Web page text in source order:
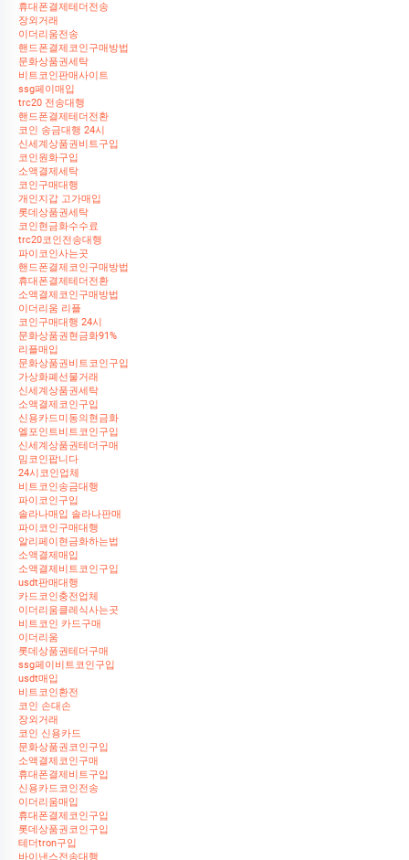
휴대폰결제테더전송
장외거래
이더리움전송
핸드폰결제코인구매방법
문화상품권세탁
비트코인판매사이트
ssg페이매입
trc20 전송대행
핸드폰결제테더전환
코인 송금대행 24시
신세계상품권비트구입
코인원화구입
소액결제세탁
코인구매대행
개인지갑 고가매입
롯데상품권세탁
코인현금화수수료
trc20코인전송대행
파이코인사는곳
핸드폰결제코인구매방법
휴대폰결제테더전환
소액결제코인구매방법
이더리움 리플
코인구매대행 24시
문화상품권현금화91%
리플매입
문화상품권비트코인구입
가상화폐선물거래
신세계상품권세탁
소액결제코인구입
신용카드미동의현금화
엘포인트비트코인구입
신세계상품권테더구매
밈코인팝니다
24시코인업체
비트코인송금대행
파이코인구입
솔라나매입 솔라나판매
파이코인구매대행
알리페이현금화하는법
소액결제매입
소액결제비트코인구입
usdt판매대행
카드코인충전업체
이더리움클레식사는곳
비트코인 카드구매
이더리움
롯데상품권테더구매
ssg페이비트코인구입
usdt매입
비트코인환전
코인 손대손
장외거래
코인 신용카드
문화상품권코인구입
소액결제코인구매
휴대폰결제비트구입
신용카드코인전송
이더리움매입
휴대폰결제코인구입
롯데상품권코인구입
테더tron구입
바이낸스전송대행